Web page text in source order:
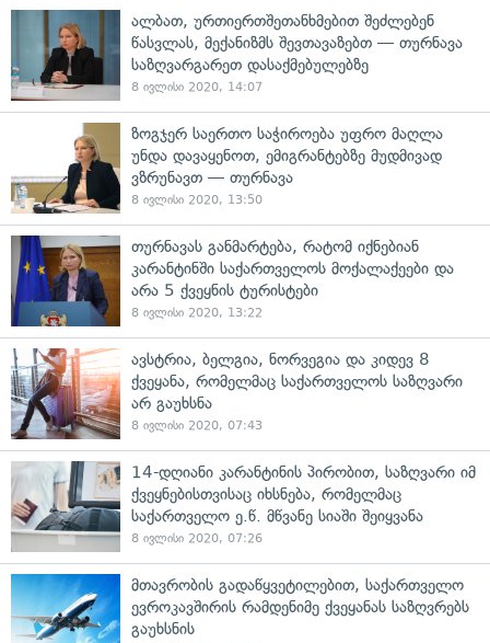
ალბათ, ურთიერთშეთანხმებით შეძლებენ
წასვლას, მექანიზმს შევთავაზებთ — თურნავა
საზღვარგარეთ დასაქმებულებზე
8 ივლისი 2020, 14:07
ზოგჯერ საერთო საჭიროება უფრო მაღლა
უნდა დავაყენოთ, ემიგრანტებზე მუდმივად
ვზრუნავთ — თურნავა
8 ივლისი 2020, 13:50
თურნავას განმარტება, რატომ იქნებიან
კარანტინში საქართველოს მოქალაქეები და
არა 5 ქვეყნის ტურისტები
8 ივლისი 2020, 13:22
ავსტრია, ბელგია, ნორვეგია და კიდევ 8
ქვეყანა, რომელმაც საქართველოს საზღვარი
არ გაუხსნა
8 ივლისი 2020, 07:43
14-დღიანი კარანტინის პირობით, საზღვარი იმ
ქვეყნებისთვისაც იხსნება, რომელმაც
საქართველო ე.წ. მწვანე სიაში შეიყვანა
8 ივლისი 2020, 07:26
მთავრობის გადაწყვეტილებით, საქართველო
ევროკავშირის რამდენიმე ქვეყანას საზღვრებს
გაუხსნის